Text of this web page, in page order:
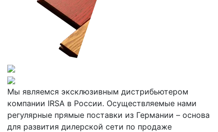
Мы являемся эксклюзивным дистрибьютером
компании IRSA в России. Осуществляемые нами
регулярные прямые поставки из Германии – основа
для развития дилерской сети по продаже